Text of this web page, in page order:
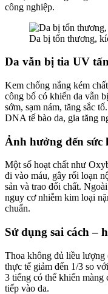
công nghiệp.
Da bị tổn thương,
Da vẫn bị tia UV
Kem chống nắng kém
công bố có khiến da vẫn
sớm, sạm nám, tăng sắc
DNA tế bào da, gia tăng
Ảnh hưởng đến sức
Một số hoạt chất như
đi vào máu, gây rối loạn
sản và trao đổi chất.
nguy cơ nhiễm kim loại
chuẩn.
Sử dụng sai cách –
Thoa không đủ liều lượng
thực tế giảm đến 1/3 so
3 tiếng có thể khiến
tiếp vào da.